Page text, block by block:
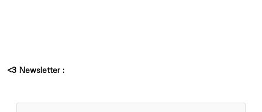
<3 Newsletter :